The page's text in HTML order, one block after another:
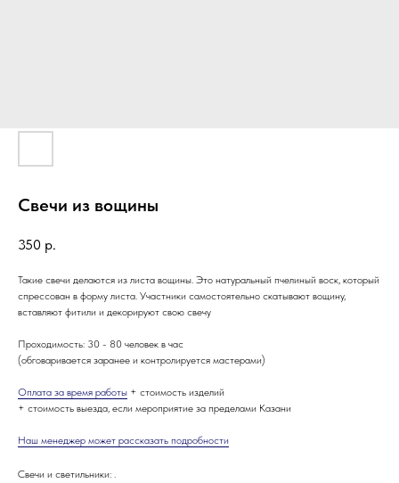
Свечи из вощины
350 р.
Такие свечи делаются из листа вощины. Это натуральный пчелиный воск, который
спрессован в форму листа. Участники самостоятельно скатывают вощину,
вставляют фитили и декорируют свою свечу
Проходимость: 30 - 80 человек в час
(обговаривается заранее и контролируется мастерами)
Оплата за время работы + стоимость изделий
+ стоимость выезда, если мероприятие за пределами Казани
Наш менеджер может рассказать подробности
Свечи и светильники: .